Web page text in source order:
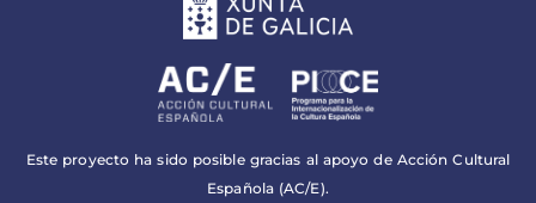
Este proyecto ha sido posible gracias al apoyo de Acción Cultural
Española (AC/E).